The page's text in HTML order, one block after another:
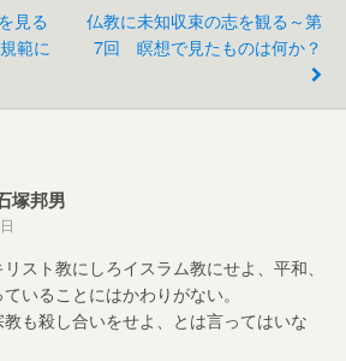
見る
範に
仏教に未知収束の志を観る～第
7回 瞑想で見たものは何か？
塚邦男
スト教にしろイスラム教にせよ、平和、
いることにはかわりがない。
も殺し合いをせよ、とは言ってはいな